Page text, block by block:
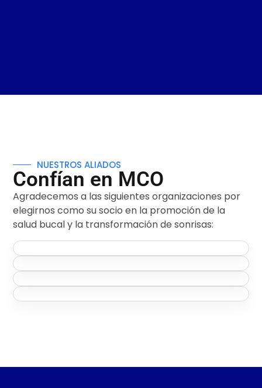
NUESTROS ALIADOS
Confían en MCO
Agradecemos a las siguientes organizaciones por
elegirnos como su socio en la promoción de la
salud bucal y la transformación de sonrisas: